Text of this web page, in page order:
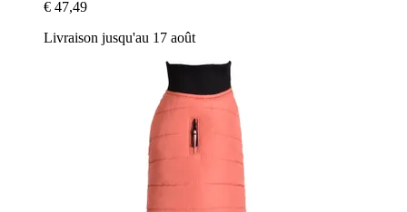
€ 47,49
Livraison jusqu'au 17 août